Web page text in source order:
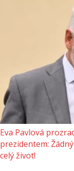
Eva Pavlová
prezidentem:
celý život!